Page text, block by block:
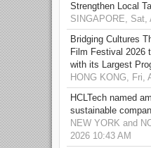
Strengthen Local
SINGAPORE, Sat,
Bridging Cultures
Film Festival 2026
with its Largest
HONG KONG, Fri,
HCLTech named
sustainable
NEW YORK and
2026 10:43 AM